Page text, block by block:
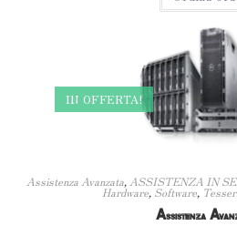
IN OFFERTA!
Assistenza Avanzata, ASSISTENZA IN
Hardware, Software,
Assistenza